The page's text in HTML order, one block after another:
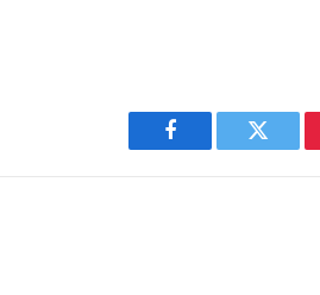
Facebook Twitter